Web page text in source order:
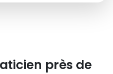
près de